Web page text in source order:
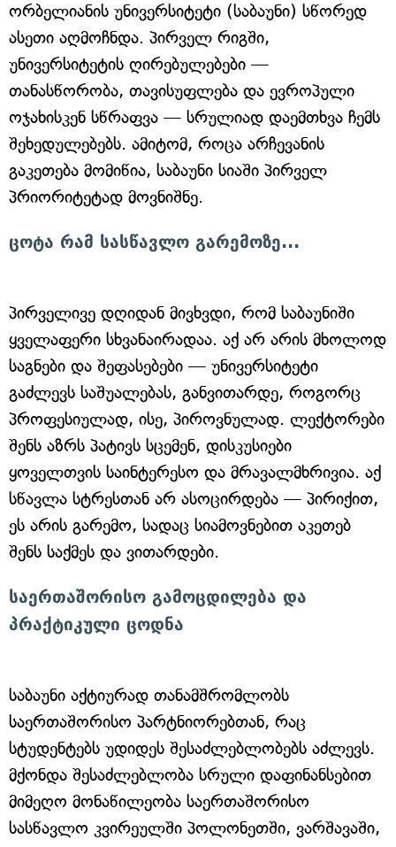
ორბელიანის უნივერსიტეტი (საბაუნი) სწორედ
ასეთი აღმოჩნდა. პირველ რიგში,
უნივერსიტეტის ღირებულებები —
თანასწორობა, თავისუფლება და ევროპული
ოჯახისკენ სწრაფვა — სრულიად დაემთხვა ჩემს
შეხედულებებს. ამიტომ, როცა არჩევანის
გაკეთება მომიწია, საბაუნი სიაში პირველ
პრიორიტეტად მოვნიშნე.
ცოტა რამ სასწავლო გარემოზე...
პირველივე დღიდან მივხვდი, რომ საბაუნიში
ყველაფერი სხვანაირადაა. აქ არ არის მხოლოდ
საგნები და შეფასებები — უნივერსიტეტი
გაძლევს საშუალებას, განვითარდე, როგორც
პროფესიულად, ისე, პიროვნულად. ლექტორები
შენს აზრს პატივს სცემენ, დისკუსიები
ყოველთვის საინტერესო და მრავალმხრივია. აქ
სწავლა სტრესთან არ ასოცირდება — პირიქით,
ეს არის გარემო, სადაც სიამოვნებით აკეთებ
შენს საქმეს და ვითარდები.
საერთაშორისო გამოცდილება და
პრაქტიკული ცოდნა
საბაუნი აქტიურად თანამშრომლობს
საერთაშორისო პარტნიორებთან, რაც
სტუდენტებს უდიდეს შესაძლებლობებს აძლევს.
მქონდა შესაძლებლობა სრული დაფინანსებით
მიმეღო მონაწილეობა საერთაშორისო
სასწავლო კვირეულში პოლონეთში, ვარშავაში,